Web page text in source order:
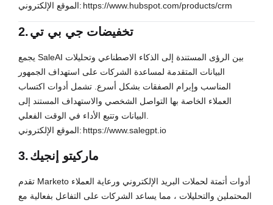
الموقع الإلكتروني: https://www.hubspot.com/products/crm
2.تخفيضات جي بي تي
يجمع SaleAI بين الرؤى المستندة إلى الذكاء الاصطناعي وتحليلات
البيانات المتقدمة لمساعدة الشركات على استهداف الجمهور
المناسب وإبرام الصفقات بشكل أسرع. تشمل أدوات اكتساب
العملاء الخاصة بها التواصل الشخصي والاستهداف المستند إلى
الموقع الإلكتروني: https://www.salegpt.io
3.ماركيتو إنجيك
تقدم Marketo أدوات أتمتة لحملات البريد الإلكتروني ورعاية العملاء
المحتملين والتحليلات ، مما يساعد الشركات على التفاعل بفعالية مع